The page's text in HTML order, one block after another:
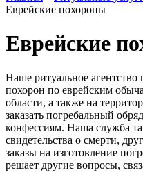
Еврейские похороны
Еврейские
Наше ритуальное агентство
похорон по еврейским
области, а также на
заказать погребальный
конфессиям. Наша служба
свидетельства о смерти,
заказы на изготовление
решает другие вопросы,